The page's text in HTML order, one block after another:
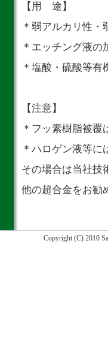
【用 途】
＊弱アルカリ性
＊エッチング液の
＊塩酸・硫酸等有
【注意】
＊フッ素樹脂被
＊ハロゲン液等に
その場合は当社技
他の超合金をお勧
Copyright (C) 2010